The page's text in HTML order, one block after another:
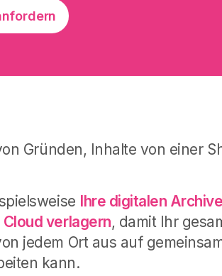
Gründen, Inhalte von einer
Ihre digitalen
verlagern, damit Ihr
jedem Ort aus auf
kann.